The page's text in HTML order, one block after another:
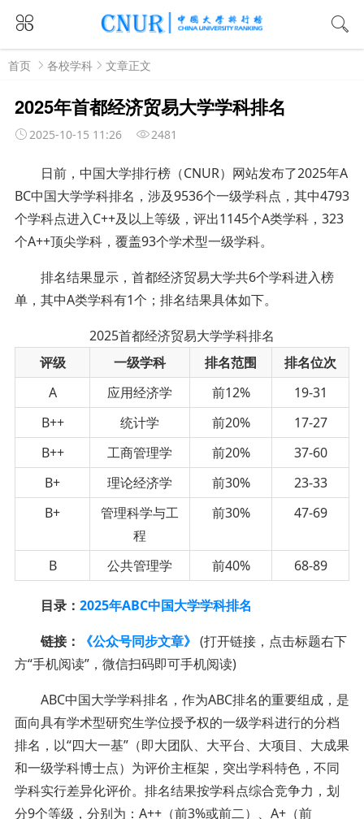
首页 各校学科 文章正文
2025年首都经济贸易大学学科排名
2025-10-15 11:26 2481
日前，中国大学排行榜（CNUR）网站发布了2025年A
BC中国大学学科排名，涉及9536个一级学科点，其中4793
个学科点进入C++及以上等级，评出1145个A类学科，323
个A++顶尖学科，覆盖93个学术型一级学科。
排名结果显示，首都经济贸易大学共6个学科进入榜
单，其中A类学科有1个；排名结果具体如下。
2025首都经济贸易大学学科排名
评级
一级学科 排名范围
排名位次
A
应用经济学 前12%
19-31
B++
统计学 前20%
17-27
B++
工商管理学 前20%
37-60
B+
理论经济学 前30%
23-33
B+
管理科学与工
程
前30% 47-69
B 公共管理学 前40% 68-89
目录： 2025年ABC中国大学学科排名
链接：
《公众号同步文章》 (打开链接，点击标题右下
方“手机阅读”，微信扫码即可手机阅读)
ABC中国大学学科排名，作为ABC排名的重要组成，是
面向具有学术型研究生学位授予权的一级学科进行的分档
排名，以“四大一基”（即大团队、大平台、大项目、大成果
和一级学科博士点）为评价主框架，突出学科特色，不同
学科实行差异化评价。排名结果按学科点综合竞争力，划
分9个等级，分别为：A++（前3%或前二）、A+（前